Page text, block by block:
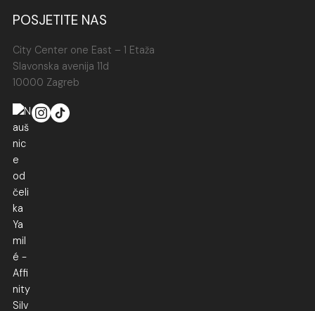
POSJETITE NAS
City Center one East – 1 Etaža
Slavonska avenija 11d
10000 Zagreb